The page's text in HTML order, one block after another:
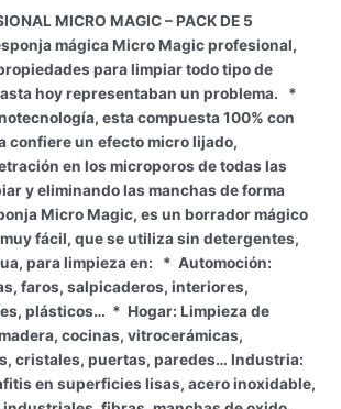
MICRO MAGIC – PACK DE 5
mágica Micro Magic profesional,
para limpiar todo tipo de
hoy representaban un problema. *
esta compuesta 100% con
confiere un efecto micro lijado,
en los microporos de todas las
y eliminando las manchas de forma
Micro Magic, es un borrador mágico
fácil, que se utiliza sin detergentes,
para limpieza en: * Automoción:
faros, salpicaderos, interiores,
plásticos… * Hogar: Limpieza de
cocinas, vitrocerámicas,
cristales, puertas, paredes… Industria:
en superficies lisas, acero inoxidable,